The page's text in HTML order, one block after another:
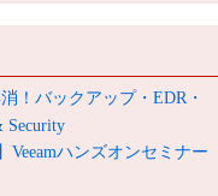
！バックアップ・EDR・
Security
Veeamハンズオンセミナー